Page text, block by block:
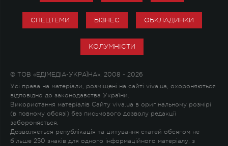
СПЕЦТЕМИ БІЗНЕС ОБКЛАДИНКИ
КОЛУМНІСТИ
© ТОВ «ЕДІМЕДІА-УКРАЇНА», 2008 - 2026
Усі права на матеріали, розміщені на сайті viva.ua, охороняються
відповідно до законодавства України.
Використання матеріалів Сайту viva.ua в оригінальному розмірі
(в повному обсязі) без письмового дозволу редакції
забороняється.
Дозволяється републікація та цитування статей обсягом не
більше 250 знаків для одного інформаційного матеріалу, з